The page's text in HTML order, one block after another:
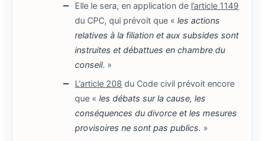
Elle le sera, en application de l’article 1149
du CPC, qui prévoit que «les actions
relatives à la filiation et aux subsides sont
instruites et débattues en chambre du
conseil. »
L’article 208 du Code civil prévoit encore
que «les débats sur la cause, les
conséquences du divorce et les mesures
provisoires ne sont pas publics. »